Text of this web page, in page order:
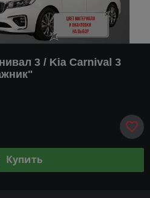
3 / Kia Carnival 3
Купить